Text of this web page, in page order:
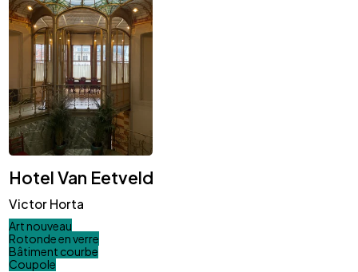
Hotel Van Eetveld
Victor Horta
Art nouveau
Rotonde en verre
Bâtiment courbe
Coupole